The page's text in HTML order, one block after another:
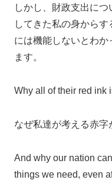
しかし、財政支出に
してきた私の身から
には機能しないとわ
ます。
Why all of their red ink
なぜ私達が考える赤字
And why our nation
things we need, even